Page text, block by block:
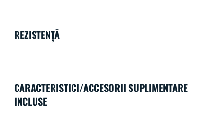
REZISTENȚĂ
CARACTERISTICI/ACCESORII SUPLIMENTARE
INCLUSE